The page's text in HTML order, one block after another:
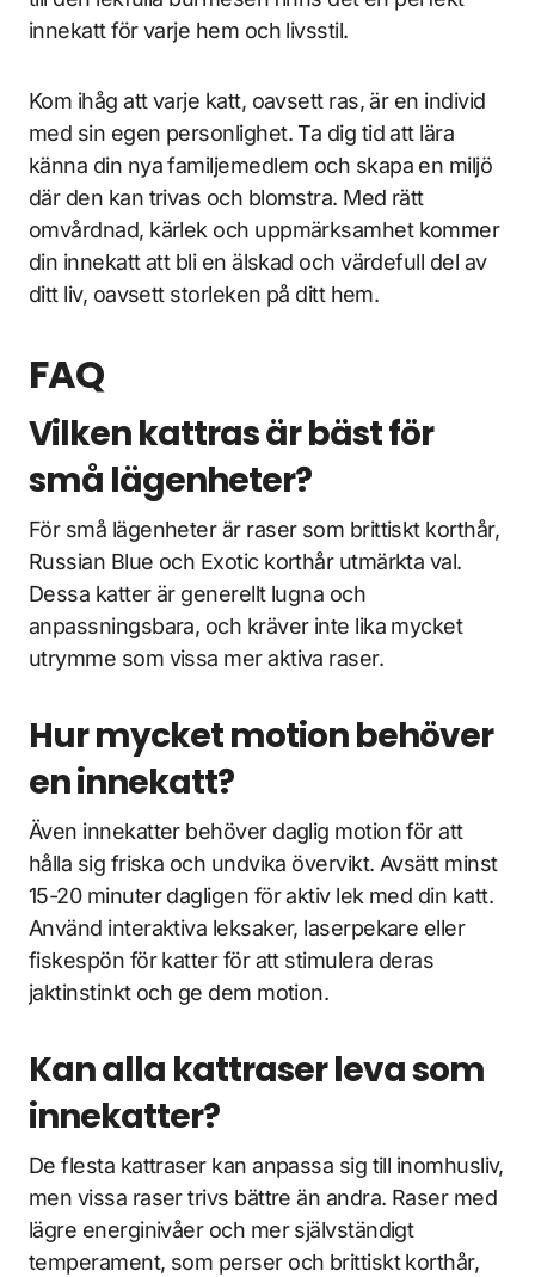
innekatt för varje hem och livsstil.
Kom ihåg att varje katt, oavsett ras, är en individ
med sin egen personlighet. Ta dig tid att lära
känna din nya familjemedlem och skapa en miljö
där den kan trivas och blomstra. Med rätt
omvårdnad, kärlek och uppmärksamhet kommer
din innekatt att bli en älskad och värdefull del av
ditt liv, oavsett storleken på ditt hem.
FAQ
Vilken kattras är bäst för
små lägenheter?
För små lägenheter är raser som brittiskt korthår,
Russian Blue och Exotic korthår utmärkta val.
Dessa katter är generellt lugna och
anpassningsbara, och kräver inte lika mycket
utrymme som vissa mer aktiva raser.
Hur mycket motion behöver
en innekatt?
Även innekatter behöver daglig motion för att
hålla sig friska och undvika övervikt. Avsätt minst
15-20 minuter dagligen för aktiv lek med din katt.
Använd interaktiva leksaker, laserpekare eller
fiskespön för katter för att stimulera deras
jaktinstinkt och ge dem motion.
Kan alla kattraser leva som
innekatter?
De flesta kattraser kan anpassa sig till inomhusliv,
men vissa raser trivs bättre än andra. Raser med
lägre energinivåer och mer självständigt
temperament, som perser och brittiskt korthår,